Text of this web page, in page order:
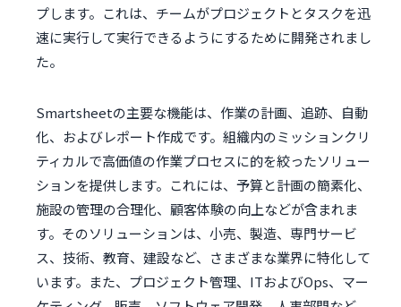
プします。これは、チームがプロジェクトとタスクを迅
速に実行して実行できるようにするために開発されまし
た。
Smartsheetの主要な機能は、作業の計画、追跡、自動
化、およびレポート作成です。組織内のミッションクリ
ティカルで高価値の作業プロセスに的を絞ったソリュー
ションを提供します。これには、予算と計画の簡素化、
施設の管理の合理化、顧客体験の向上などが含まれま
す。そのソリューションは、小売、製造、専門サービ
ス、技術、教育、建設など、さまざまな業界に特化して
います。また、プロジェクト管理、ITおよびOps、マー